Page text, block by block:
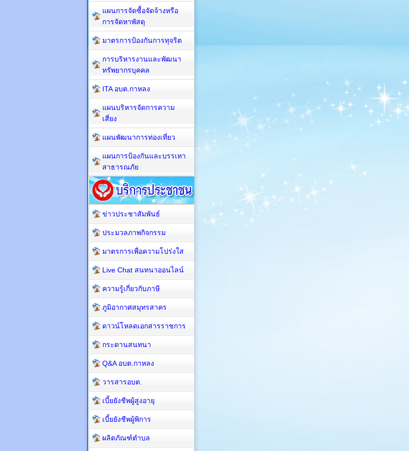
แผนการจัดซื้อจัดจ้างหรือ
การจัดหาพัสดุ
มาตรการป้องกันการทุจริต
การบริหารงานและพัฒนา
ทรัพยากรบุคคล
ITA อบต.กาหลง
แผนบริหารจัดการความ
เสี่ยง
แผนพัฒนาการท่องเที่ยว
แผนการป้องกันและบรรเทา
สาธารณภัย
ข่าวประชาสัมพันธ์
ประมวลภาพกิจกรรม
มาตรการเพื่อความโปร่งใส
Live Chat สนทนาออนไลน์
ความรู้เกี่ยวกับภาษี
ภูมิอากาศสมุทรสาคร
ดาวน์โหลดเอกสารราชการ
กระดานสนทนา
Q&A อบต.กาหลง
วารสารอบต.
เบี้ยยังชีพผู้สูงอายุ
เบี้ยยังชีพผู้พิการ
ผลิตภัณฑ์ตำบล